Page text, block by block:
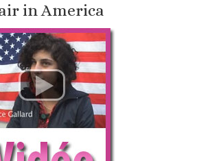
in America